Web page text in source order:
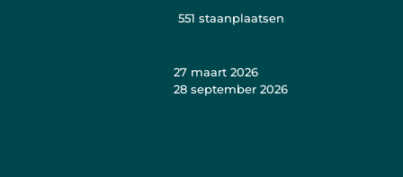
551 staanplaatsen
27 maart 2026
28 september 2026